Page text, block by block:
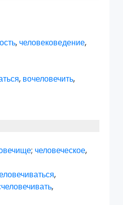
, человековедение,
, вочеловечить,
; человеческое,
,
,